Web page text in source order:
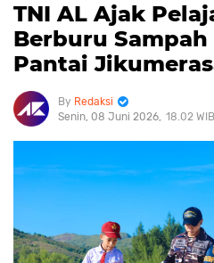
TNI AL Ajak
Berburu
Pantai
Redaksi
Senin, 08 Juni 2026 18.02 WIB